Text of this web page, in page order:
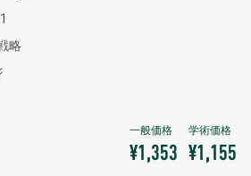
略
¥1,353 ¥1,155